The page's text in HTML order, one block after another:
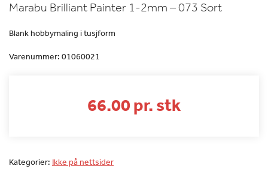
Marabu Brilliant Painter 1-2mm – 073 Sort
Blank hobbymaling i tusjform
Varenummer: 01060021
66.00 pr. stk
Kategorier: Ikke på nettsider